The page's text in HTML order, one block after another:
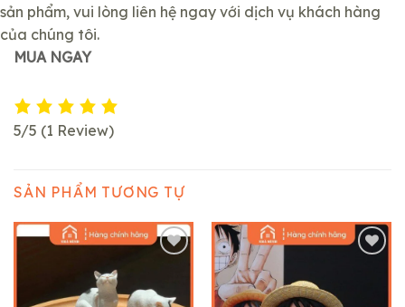
sản phẩm, vui lòng liên hệ ngay với dịch vụ khách hàng
của chúng tôi.
MUA NGAY
5/5 (1 Review)
SẢN PHẨM TƯƠNG TỰ
Add to